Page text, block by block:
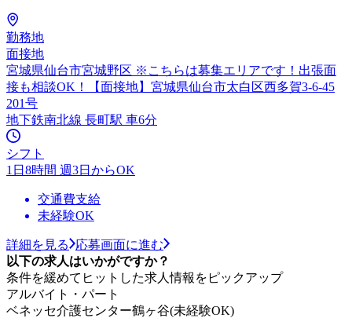
勤務地
面接地
宮城県仙台市宮城野区 ※こちらは募集エリアです！出張面
接も相談OK！【面接地】宮城県仙台市太白区西多賀3-6-45
201号
地下鉄南北線 長町駅 車6分
シフト
1日8時間 週3日からOK
交通費支給
未経験OK
詳細を見る
応募画面に進む
以下の求人はいかがですか？
条件を緩めてヒットした求人情報をピックアップ
アルバイト・パート
ベネッセ介護センター鶴ヶ谷(未経験OK)